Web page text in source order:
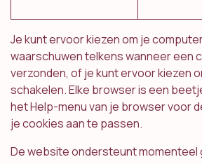
Je kunt ervoor kiezen om je
waarschuwen telkens wanneer een
verzonden, of je kunt ervoor kiezen
schakelen. Elke browser is een
het Help-menu van je browser voor
je cookies aan te passen.
De website ondersteunt momenteel